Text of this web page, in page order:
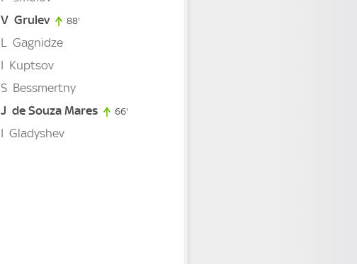
V Grulev 88'
L
Gagnidze
I Kuptsov
S Bessmertny
J de Souza Mares 66'
I Gladyshev